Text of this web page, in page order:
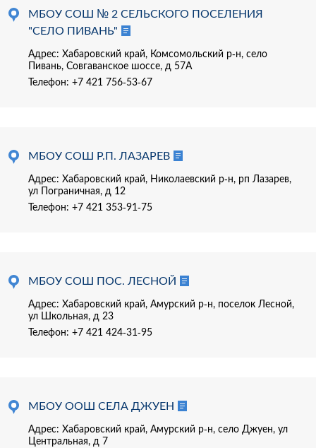
МБОУ СОШ № 2 СЕЛЬСКОГО ПОСЕЛЕНИЯ
"СЕЛО ПИВАНЬ"
Адрес: Хабаровский край, Комсомольский р-н, село
Пивань, Совгаванское шоссе, д 57А
Телефон: +7 421 756-53-67
МБОУ СОШ Р.П. ЛАЗАРЕВ
Адрес: Хабаровский край, Николаевский р-н, рп Лазарев,
ул Пограничная, д 12
Телефон: +7 421 353-91-75
МБОУ СОШ ПОС. ЛЕСНОЙ
Адрес: Хабаровский край, Амурский р-н, поселок Лесной,
ул Школьная, д 23
Телефон: +7 421 424-31-95
МБОУ ООШ СЕЛА ДЖУЕН
Адрес: Хабаровский край, Амурский р-н, село Джуен, ул
Центральная, д 7